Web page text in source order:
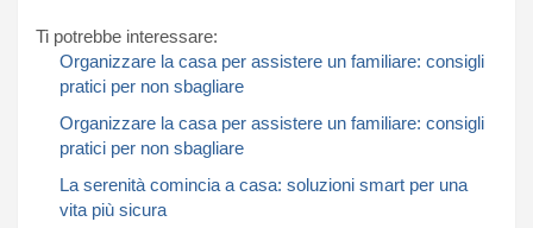
Ti potrebbe interessare:
Organizzare la casa per assistere un familiare: consigli
pratici per non sbagliare
Organizzare la casa per assistere un familiare: consigli
pratici per non sbagliare
La serenità comincia a casa: soluzioni smart per una
vita più sicura